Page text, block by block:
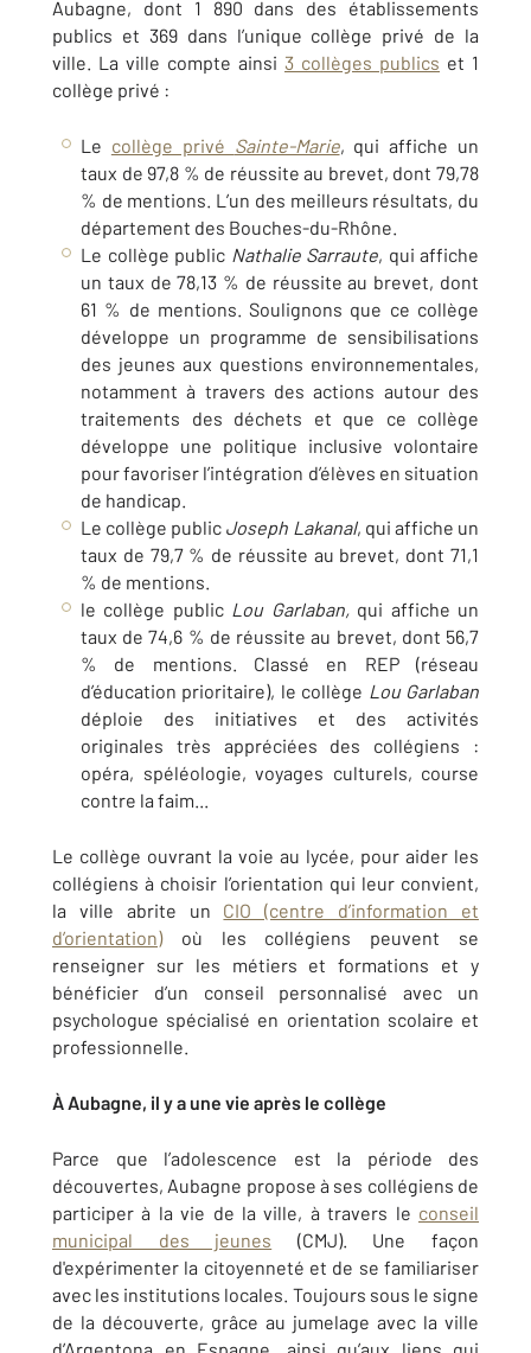
Aubagne, dont 1 890 dans des établissements
publics et 369 dans l’unique collège privé de la
ville. La ville compte ainsi 3 collèges publics et 1
collège privé :
Le collège privé Sainte-Marie, qui affiche un
taux de 97,8 % de réussite au brevet, dont 79,78
% de mentions. L’un des meilleurs résultats, du
département des Bouches-du-Rhône.
Le collège public Nathalie Sarraute, qui affiche
un taux de 78,13 % de réussite au brevet, dont
61 % de mentions. Soulignons que ce collège
développe un programme de sensibilisations
des jeunes aux questions environnementales,
notamment à travers des actions autour des
traitements des déchets et que ce collège
développe une politique inclusive volontaire
pour favoriser l’intégration d’élèves en situation
de handicap.
Le collège public Joseph Lakanal, qui affiche un
taux de 79,7 % de réussite au brevet, dont 71,1
% de mentions.
le collège public Lou Garlaban,qui affiche un
taux de 74,6 % de réussite au brevet, dont 56,7
% de mentions. Classé en REP (réseau
d’éducation prioritaire), le collège Lou Garlaban
déploie des initiatives et des activités
originales très appréciées des collégiens :
opéra, spéléologie, voyages culturels, course
contre la faim...
Le collège ouvrant la voie au lycée, pour aider les
collégiens à choisir l’orientation qui leur convient,
la ville abrite un CIO (centre d’information et
d’orientation)où les collégiens peuvent se
renseigner sur les métiers et formations et y
bénéficier d’un conseil personnalisé avec un
psychologue spécialisé en orientation scolaire et
professionnelle.
À Aubagne, il y a une vie après le collège
Parce que l’adolescence est la période des
découvertes, Aubagne propose à ses collégiens de
participer à la vie de la ville, à travers le conseil
municipal des jeunes (CMJ). Une façon
d'expérimenter la citoyenneté et de se familiariser
avec les institutions locales. Toujours sous le signe
de la découverte, grâce au jumelage avec la ville